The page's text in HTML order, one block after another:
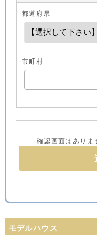
都道府県
市町村
確認画面はありま
モデルハウス